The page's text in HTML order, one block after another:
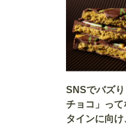
SNSでバズ
チョコ」っ
タインに向